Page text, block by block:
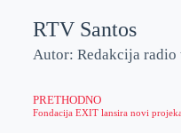
RTV Santos
Autor: Redakcija radio
PRETHODNO